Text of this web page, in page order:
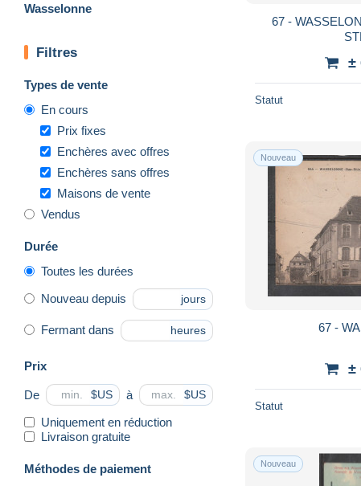
Wasselonne
Filtres
Types de vente
En cours
Prix fixes
Enchères avec offres
Enchères sans offres
Maisons de vente
Vendus
Durée
Toutes les durées
Nouveau depuis jours
Fermant dans heures
Prix
De $US à $US
Uniquement en réduction
Livraison gratuite
Méthodes de paiement
67 -
±
Statut
Nouveau
67 -
±
Statut
Nouveau